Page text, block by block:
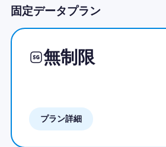
固定データプラン
無制限
プラン詳細